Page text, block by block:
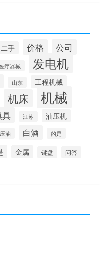
二手 价格 公司
疗器械 发电机
山东 工程机械
机床 机械
具 江苏
油压机
油 白酒 的是
金属 键盘 问答